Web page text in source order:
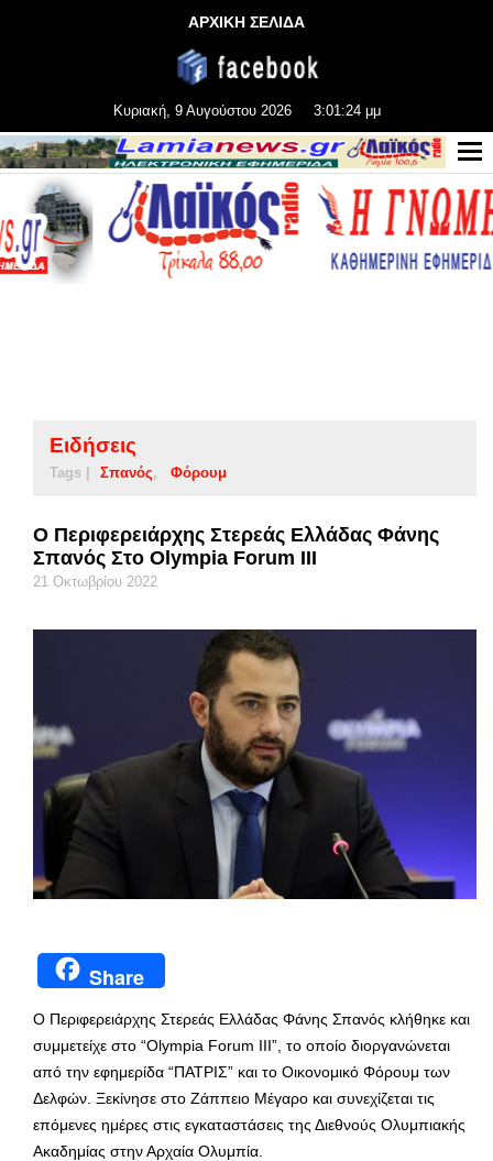
ΑΡΧΙΚΗ ΣΕΛΙΔΑ
Κυριακή, 9 Αυγούστου 2026 3:01:25 μμ
Ειδήσεις
Tags | Σπανός Φόρουμ
Ο Περιφερειάρχης Στερεάς Ελλάδας Φάνης
Σπανός Στο Olympia Forum III
21 Οκτωβρίου 2022
Share
Ο Περιφερειάρχης Στερεάς Ελλάδας Φάνης Σπανός κλήθηκε και
συμμετείχε στο “Olympia Forum III”, το οποίο διοργανώνεται
από την εφημερίδα “ΠΑΤΡΙΣ” και το Οικονομικό Φόρουμ των
Δελφών. Ξεκίνησε στο Ζάππειο Μέγαρο και συνεχίζεται τις
επόμενες ημέρες στις εγκαταστάσεις της Διεθνούς Ολυμπιακής
Ακαδημίας στην Αρχαία Ολυμπία.